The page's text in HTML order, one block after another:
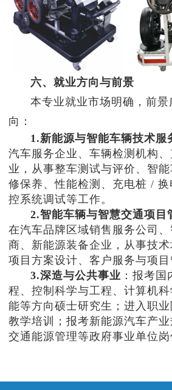
六、就业方向与前景
本专业就业市场明确，前
向：
1.新能源与智能车辆技术服
汽车服务企业、车辆检测机构
业，从事整车测试与评价、智
修保养、性能检测、充电桩 /
控系统调试等工作。
2.智能车辆与智慧交通项目
在汽车品牌区域销售服务公司
商、新能源装备企业，从事技术
项目方案设计、客户服务与项目
3.深造与公共事业 ：报考
程、控制科学与工程、计算机
能等方向硕士研究生；进入职
教学培训；报考新能源汽车产业
交通能源管理等政府事业单位岗